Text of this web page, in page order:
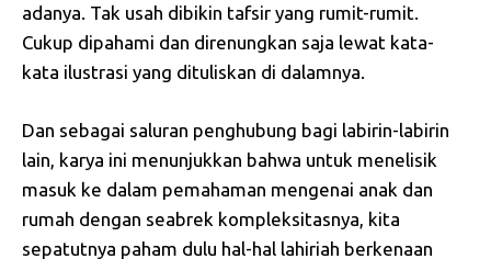
adanya. Tak usah dibikin tafsir yang rumit-rumit.
Cukup dipahami dan direnungkan saja lewat kata-
kata ilustrasi yang dituliskan di dalamnya.
Dan sebagai saluran penghubung bagi labirin-labirin
lain, karya ini menunjukkan bahwa untuk menelisik
masuk ke dalam pemahaman mengenai anak dan
rumah dengan seabrek kompleksitasnya, kita
sepatutnya paham dulu hal-hal lahiriah berkenaan